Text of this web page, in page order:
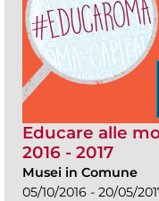
Educare alle
2016 - 2017
Musei in Comune
05/10/2016 - 20/05/